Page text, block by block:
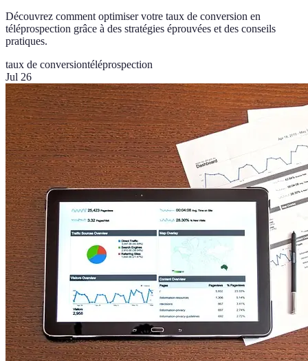
Découvrez comment optimiser votre taux de conversion en
téléprospection grâce à des stratégies éprouvées et des conseils
pratiques.
taux de conversiontéléprospection
Jul 26